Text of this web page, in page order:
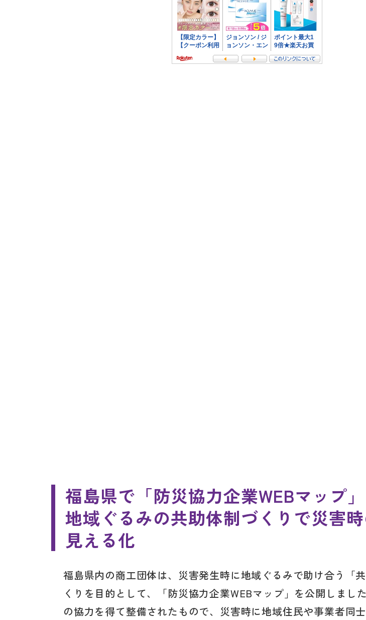
福島県で「防災協力企業WEBマップ」
地域ぐるみの共助体制づくりで災害
見える化
福島県内の商工団体は、災害発生時に地域ぐるみで助け合う「
くりを目的として、「防災協力企業WEBマップ」を公開しまし
の協力を得て整備されたもので、災害時に地域住民や事業者同